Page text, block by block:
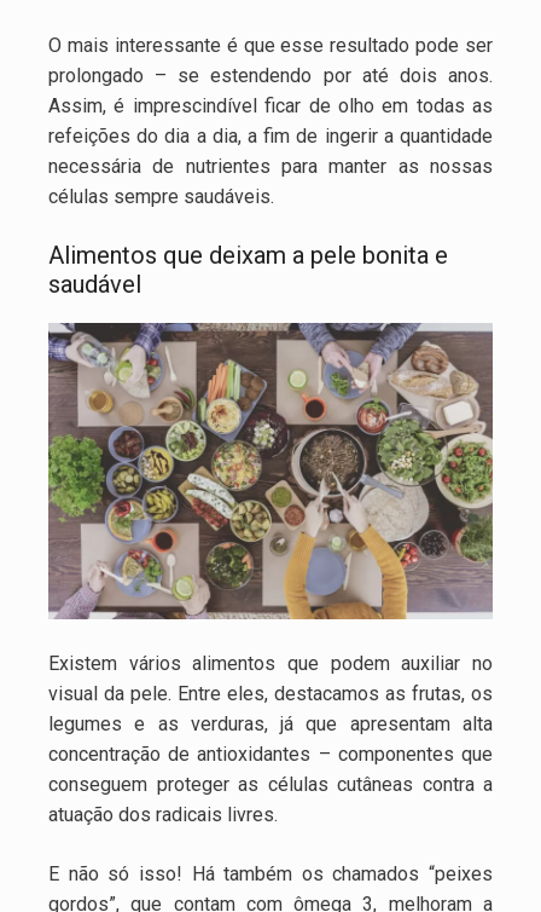
O mais interessante é que esse resultado pode ser
prolongado – se estendendo por até dois anos.
Assim, é imprescindível ficar de olho em todas as
refeições do dia a dia, a fim de ingerir a quantidade
necessária de nutrientes para manter as nossas
células sempre saudáveis.
Alimentos que deixam a pele bonita e
saudável
Existem vários alimentos que podem auxiliar no
visual da pele. Entre eles, destacamos as frutas, os
legumes e as verduras, já que apresentam alta
concentração de antioxidantes – componentes que
conseguem proteger as células cutâneas contra a
atuação dos radicais livres.
E não só isso! Há também os chamados “peixes
gordos”, que contam com ômega 3, melhoram a